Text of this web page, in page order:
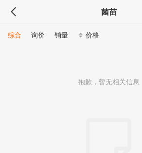
菌苗
综合 询价 销量 价格
抱歉，暂无相关信息